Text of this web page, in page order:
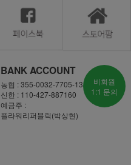
BANK ACCOUNT
농협 : 355-0032-7705-13
신한 : 110-427-887160
예금주 :
플라워리퍼블릭(박상현)
비회원
1:1 문의